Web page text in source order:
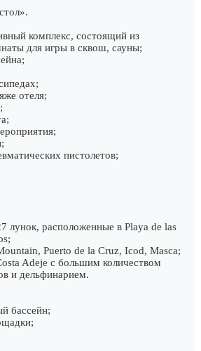
комплекс, состоящий из
для игры в сквош, сауны;
отеля;
пистолетов;
лунок, расположенные в Playa de las
Puerto de la Cruz, Icod, Masca;
Adeje с большим количеством
и дельфинарием.
бассейн;